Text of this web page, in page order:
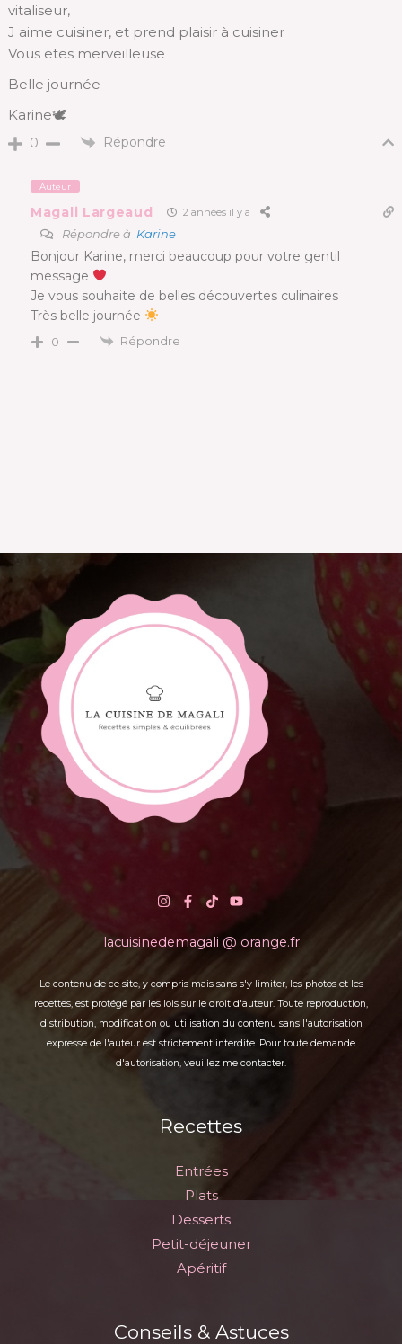
vitaliseur,
J aime cuisiner, et prend plaisir à cuisiner
Vous etes merveilleuse
Belle journée
Karine🕊
0 Répondre
Auteur
Magali Largeaud 2 années il y a
Répondre à Karine
Bonjour Karine, merci beaucoup pour votre gentil
message
Je vous souhaite de belles découvertes culinaires
Très belle journée
0 Répondre
lacuisinedemagali @ orange.fr
Le contenu de ce site, y compris mais sans s'y limiter, les photos et les
recettes, est protégé par les lois sur le droit d'auteur. Toute reproduction,
distribution, modification ou utilisation du contenu sans l'autorisation
expresse de l'auteur est strictement interdite. Pour toute demande
d'autorisation, veuillez me contacter.
Recettes
Entrées
Plats
Desserts
Petit-déjeuner
Apéritif
Conseils & Astuces